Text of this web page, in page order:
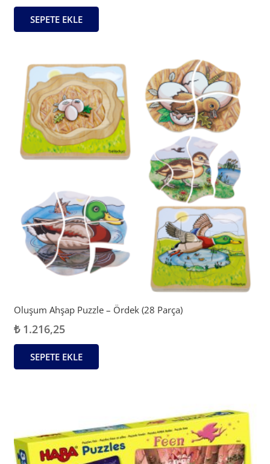
SEPETE EKLE
Oluşum Ahşap Puzzle – Ördek (28 Parça)
₺1.216,25
SEPETE EKLE